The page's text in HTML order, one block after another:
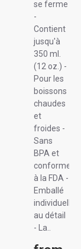
se ferme
-
Contient
jusqu'à
350 ml.
(12 oz.) -
Pour les
boissons
chaudes
et
froides -
Sans
BPA et
conforme
à la FDA -
Emballé
au détail
- La..